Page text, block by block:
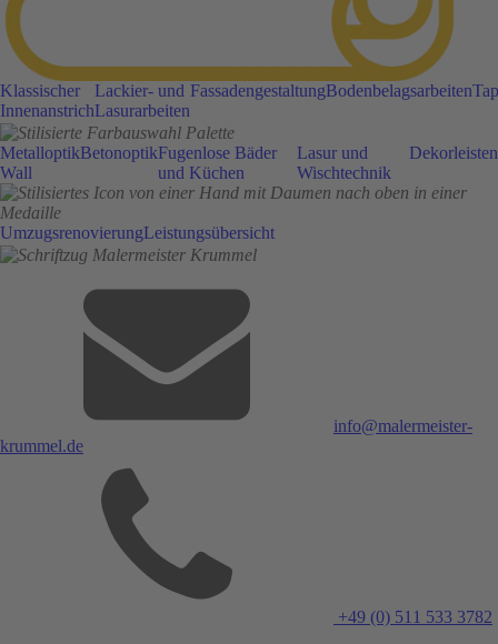
Klassischer
Innenanstrich
Lackier- und
Lasurarbeiten
FassadengestaltungBodenbelagsarbeiten
Metalloptik
Wall
BetonoptikFugenlose Bäder
und Küchen
Lasur und
Wischtechnik
Dekorleisten
UmzugsrenovierungLeistungsübersicht
info@malermeister-
krummel.de
+49 (0) 511 533 3782